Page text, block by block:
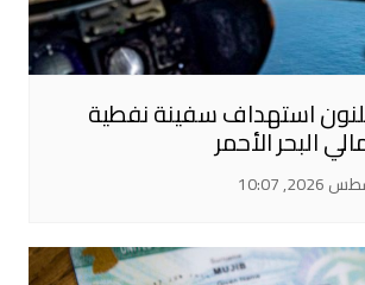
استهداف سفينة نفطية
البحر الأحمر